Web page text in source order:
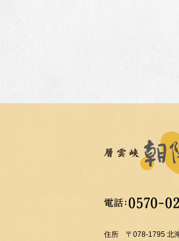
住所 〒078-1795 北